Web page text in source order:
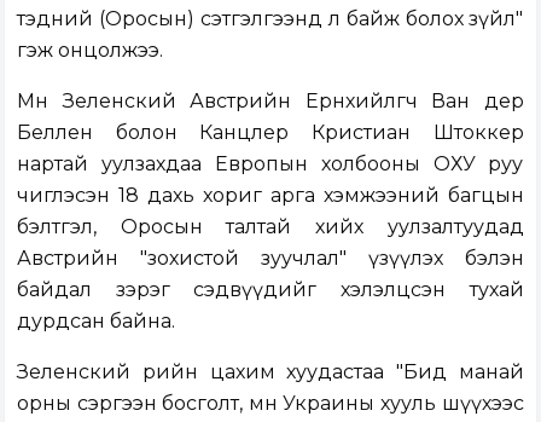
тэдний (Оросын) сэтгэлгээнд л байж болох зүйл"
гэж онцолжээ.
Мөн Зеленский Австрийн Ерөнхийлөгч Ван дер
Беллен болон Канцлер Кристиан Штоккер
нартай уулзахдаа Европын холбооны ОХУ руу
чиглэсэн 18 дахь хориг арга хэмжээний багцын
бэлтгэл, Оросын талтай хийх уулзалтуудад
Австрийн "зохистой зуучлал" үзүүлэх бэлэн
байдал зэрэг сэдвүүдийг хэлэлцсэн тухай
дурдсан байна.
Зеленский өөрийн цахим хуудастаа "Бид манай
орны сэргээн босголт, мөн Украины хууль шүүхээс